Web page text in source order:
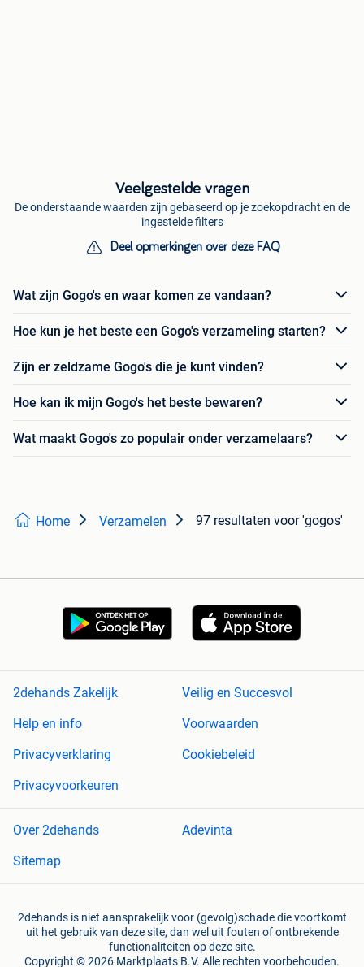
Veelgestelde vragen
De onderstaande waarden zijn gebaseerd op je zoekopdracht en de
ingestelde filters
Deel opmerkingen over deze FAQ
Wat zijn Gogo's en waar komen ze vandaan?
Hoe kun je het beste een Gogo's verzameling starten?
Zijn er zeldzame Gogo's die je kunt vinden?
Hoe kan ik mijn Gogo's het beste bewaren?
Wat maakt Gogo's zo populair onder verzamelaars?
Home Verzamelen 97 resultaten voor 'gogos'
2dehands Zakelijk
Veilig en Succesvol
Help en info
Voorwaarden
Privacyverklaring
Cookiebeleid
Privacyvoorkeuren
Over 2dehands
Adevinta
Sitemap
2dehands is niet aansprakelijk voor (gevolg)schade die voortkomt
uit het gebruik van deze site, dan wel uit fouten of ontbrekende
functionaliteiten op deze site.
Copyright © 2026 Marktplaats B.V. Alle rechten voorbehouden.